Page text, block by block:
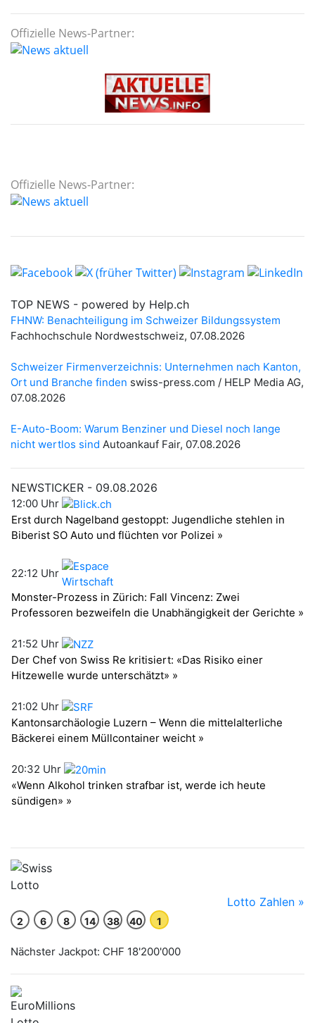
Offizielle News-Partner:
Offizielle News-Partner: